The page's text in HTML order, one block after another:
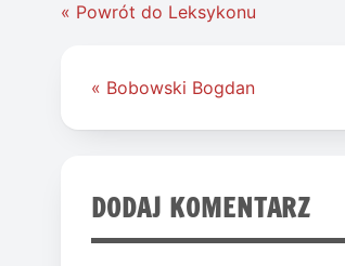
« Powrót do Leksykonu
Nawigacja
« Bobowski Bogdan
DODAJ KOMENTARZ